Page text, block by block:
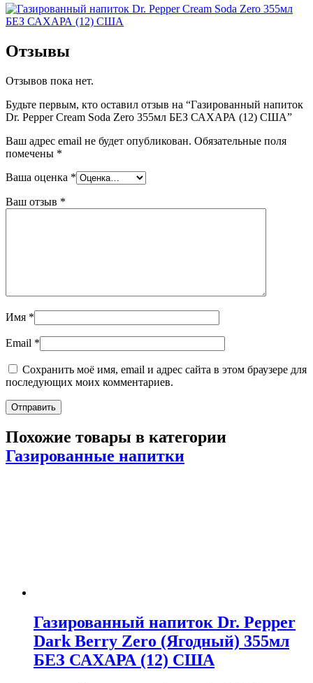
Отзывы
Отзывов пока нет.
Будьте первым, кто оставил отзыв на “Газированный напиток
Dr. Pepper Cream Soda Zero 355мл БЕЗ САХАРА (12) США”
Ваш адрес email не будет опубликован. Обязательные поля
помечены *
Ваша оценка *
Ваш отзыв *
Имя *
Email *
Сохранить моё имя, email и адрес сайта в этом браузере для
последующих моих комментариев.
Похожие товары в категории
Газированные напитки
Газированный напиток Dr. Pepper
Dark Berry Zero (Ягодный) 355мл
БЕЗ САХАРА (12) США